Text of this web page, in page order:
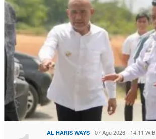
AL HARIS WAYS 07 Agu 2026 - 14:11 WIB